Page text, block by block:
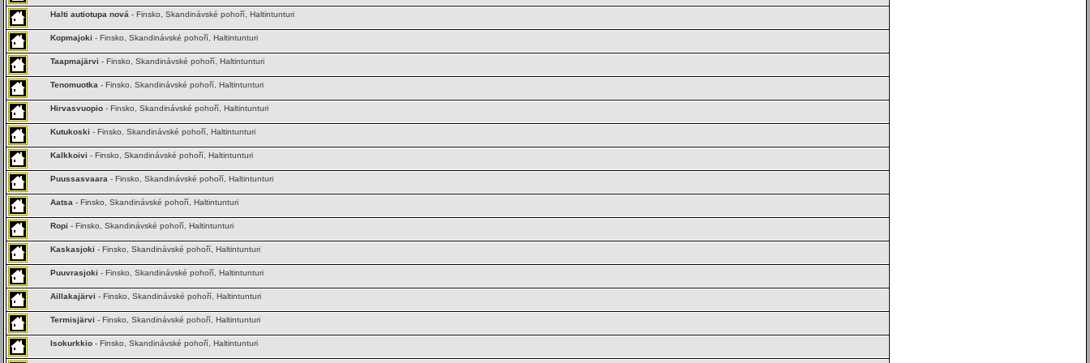
Halti autiotupa nová - Finsko, Skandinávské pohoří, Haltintunturi
Kopmajoki - Finsko, Skandinávské pohoří, Haltintunturi
Taapmajärvi - Finsko, Skandinávské pohoří, Haltintunturi
Tenomuotka - Finsko, Skandinávské pohoří, Haltintunturi
Hirvasvuopio - Finsko, Skandinávské pohoří, Haltintunturi
Kutukoski - Finsko, Skandinávské pohoří, Haltintunturi
Kalkkoivi - Finsko, Skandinávské pohoří, Haltintunturi
Puussasvaara - Finsko, Skandinávské pohoří, Haltintunturi
Aatsa - Finsko, Skandinávské pohoří, Haltintunturi
Ropi - Finsko, Skandinávské pohoří, Haltintunturi
Kaskasjoki - Finsko, Skandinávské pohoří, Haltintunturi
Puuvrasjoki - Finsko, Skandinávské pohoří, Haltintunturi
Aillakajärvi - Finsko, Skandinávské pohoří, Haltintunturi
Termisjärvi - Finsko, Skandinávské pohoří, Haltintunturi
Isokurkkio - Finsko, Skandinávské pohoří, Haltintunturi